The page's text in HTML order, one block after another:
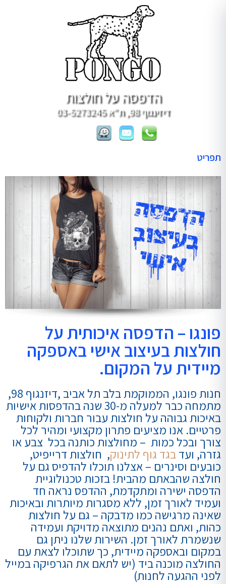
הדפסה על חולצות
דיזינגוף 98, ת"א 03-5273245
תפריט
פונגו – הדפסה איכותית על
חולצות בעיצוב אישי באספקה
מיידית על המקום.
חנות פונגו, הממוקמת בלב תל אביב ,דיזנגוף 98,
מתמחה כבר למעלה מ-30 שנה בהדפסות אישיות
באיכות גבוהה על חולצות עבור חברות ולקוחות
פרטיים. אנו מציעים פתרון מקצועי ומהיר לכל
צורך ובכל כמות – מחולצות כותנה בכל צבע או
גזרה, ועדבגד גוף לתינוק, חולצות דרייפיט,
כובעים וסינרים – אצלנו תוכלו להדפיס גם על
חולצה שהבאתם מהבית! בזכות טכנולוגיית
הדפסה ישירה ומתקדמת, ההדפס נראה חד
ועמיד לאורך זמן, ללא מסגרות מיותרות ובאיכות
שאינה מרגישה כמו מדבקה – גם על חולצות
כהות, ואתם נהנים מתוצאה מדויקת ועמידה
שנשמרת לאורך זמן. השירות שלנו ניתן גם
במקום ובאספקה מיידית, כך שתוכלו לצאת עם
החולצה מוכנה ביד (יש לתאם את הגרפיקה במייל
לפני ההגעה לחנות)